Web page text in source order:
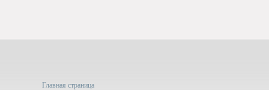
Главная страница